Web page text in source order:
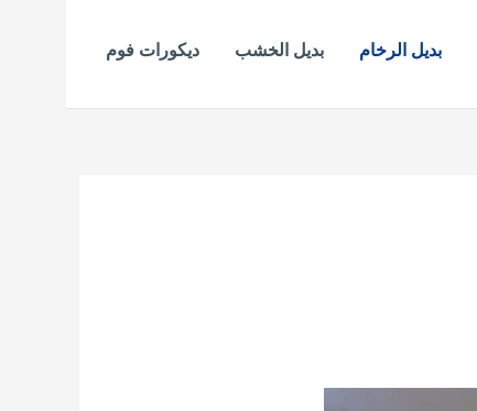
بديل الرخام بديل الخشب ديكورات فوم